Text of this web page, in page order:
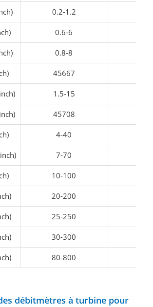
0.2-1.2
0.6-6
0.8-8
45667
1.5-15
45708
4-40
7-70
10-100
20-200
25-250
30-300
80-800
débitmètres à turbine pour